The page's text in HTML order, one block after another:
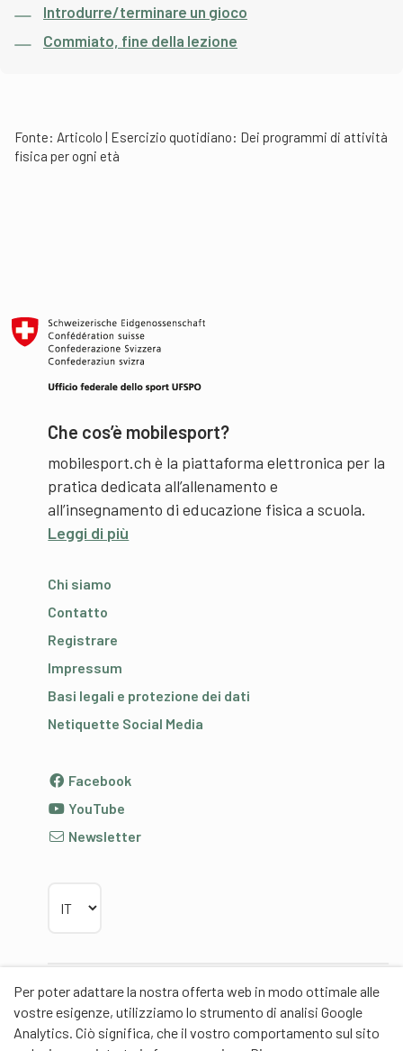
Per poter adattare la nostra offerta web in modo ottimale alle
vostre esigenze, utilizziamo lo strumento di analisi Google
Analytics. Ciò significa, che il vostro comportamento sul sito
Introdurre/terminare un gioco
Commiato, fine della lezione
Fonte: Articolo | Esercizio quotidiano: Dei programmi di attività
fisica per ogni età
Che cos’è mobilesport?
mobilesport.ch è la piattaforma elettronica per la
pratica dedicata all’allenamento e
all’insegnamento di educazione fisica a scuola.
Leggi di più
Chi siamo
Contatto
Registrare
Impressum
Basi legali e protezione dei dati
Netiquette Social Media
Facebook
YouTube
Newsletter
Partner